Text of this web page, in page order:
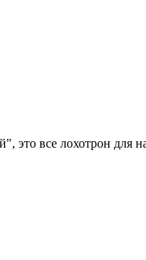
это все лохотрон